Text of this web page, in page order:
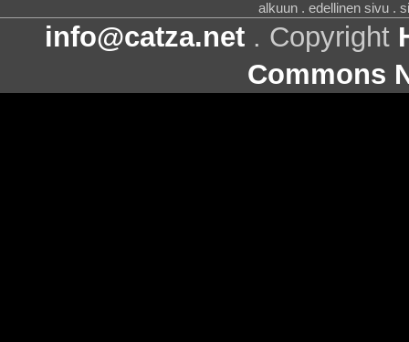
alkuun . edellinen sivu .
info@catza.net . Copyright
Commons